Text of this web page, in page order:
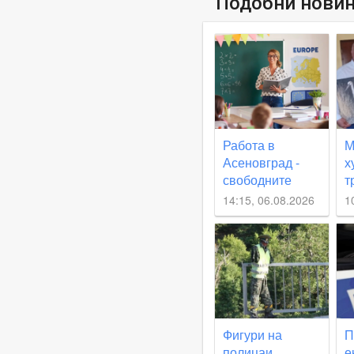
Работа в
Асеновград -
свободните
места в
момента
14:15, 06.08.2026
Фигури на